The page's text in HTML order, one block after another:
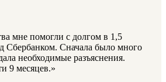
мне помогли с долгом в 1,5
Сбербанком. Сначала было много
необходимые разъяснения.
9 месяцев.»